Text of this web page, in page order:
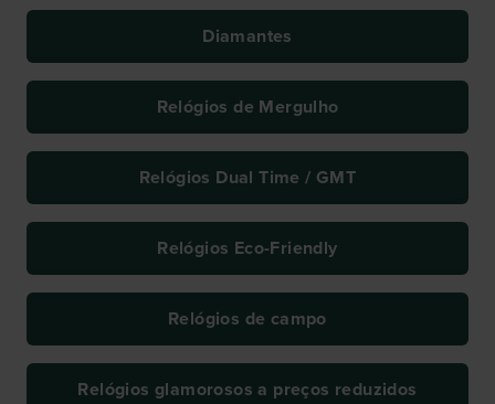
Diamantes
Relógios de Mergulho
Relógios Dual Time / GMT
Relógios Eco-Friendly
Relógios de campo
Relógios glamorosos a preços reduzidos